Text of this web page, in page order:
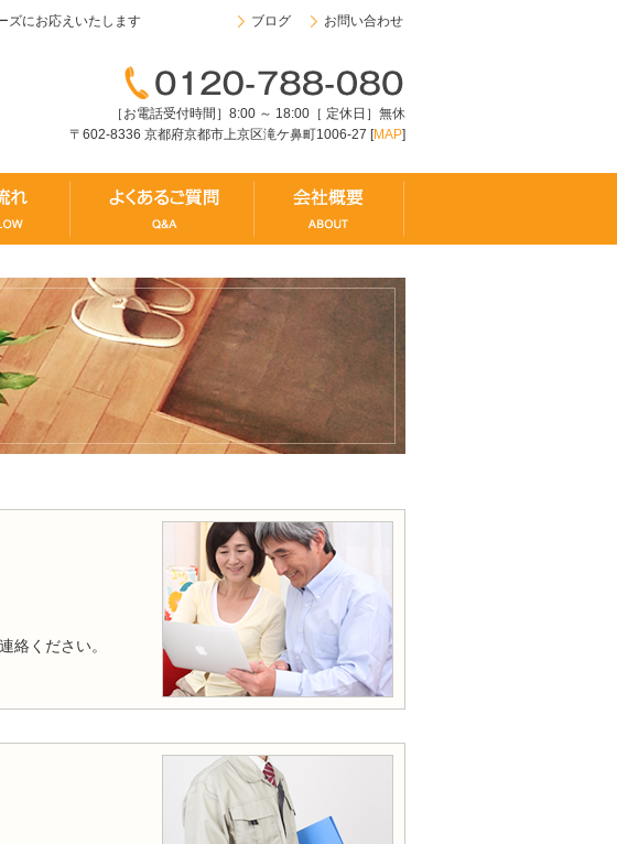
ズにお応えいたします ブログ お問い合わせ
［お電話受付時間］8:00 ～ 18:00［ 定休日］無休
〒602-8336 京都府京都市上京区滝ケ鼻町1006-27 [MAP]
絡ください。